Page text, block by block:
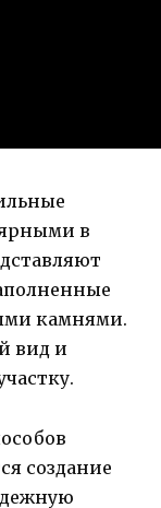
в
камнями.
вид и
создание